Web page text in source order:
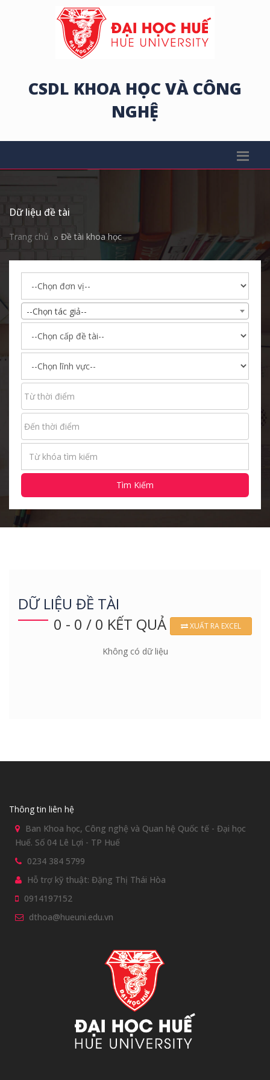
CSDL KHOA HỌC VÀ CÔNG
NGHỆ
Dữ liệu đề tài
Trang chủ Đề tài khoa học
--Chọn tác giả--
Tìm Kiếm
DỮ LIỆU ĐỀ TÀI
0 - 0 / 0 KẾT QUẢ
XUẤT RA EXCEL
Không có dữ liệu
Thông tin liên hệ
Ban Khoa học, Công nghệ và Quan hệ Quốc tế - Đại học
Huế. Số 04 Lê Lợi - TP Huế
0234 384 5799
Hỗ trợ kỹ thuật: Đặng Thị Thái Hòa
0914197152
dthoa@hueuni.edu.vn